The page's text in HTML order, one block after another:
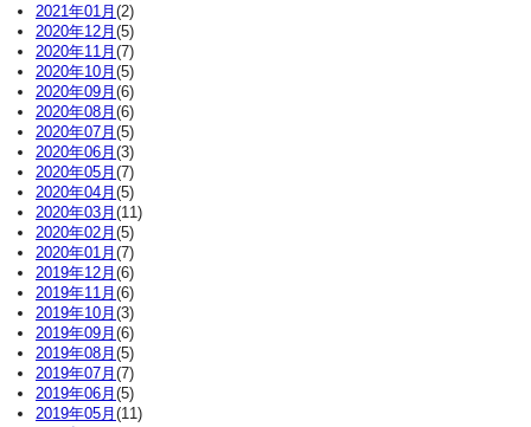
2021年01月 (2)
2020年12月 (5)
2020年11月 (7)
2020年10月 (5)
2020年09月 (6)
2020年08月 (6)
2020年07月 (5)
2020年06月 (3)
2020年05月 (7)
2020年04月 (5)
2020年03月 (11)
2020年02月 (5)
2020年01月 (7)
2019年12月 (6)
2019年11月 (6)
2019年10月 (3)
2019年09月 (6)
2019年08月 (5)
2019年07月 (7)
2019年06月 (5)
2019年05月 (11)